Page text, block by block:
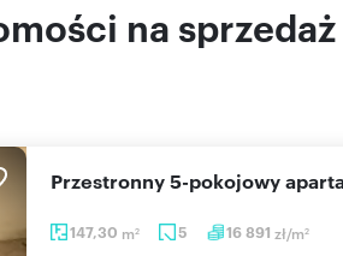
na sprzedaż
147,30 m2 5 16 891 zł/m2
Przestronny 5-pokojowy